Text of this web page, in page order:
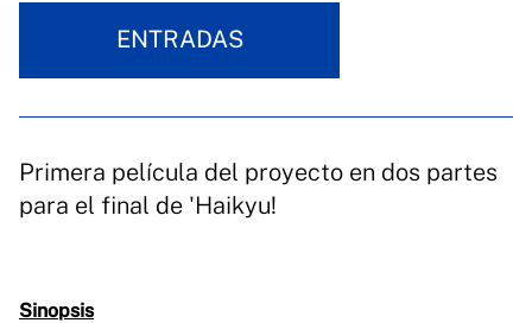
ENTRADAS
Primera película del proyecto en dos partes
para el final de 'Haikyu!
Sinopsis